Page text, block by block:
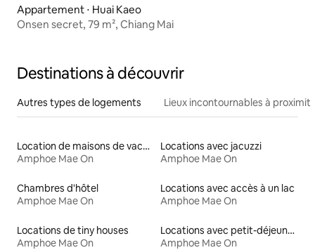
Appartement ⋅ Huai Kaeo
Onsen secret, 79 m², Chiang Mai
Destinations à découvrir
Autres types de logements Lieux incontournables à
Location de maisons de vacances
Amphoe Mae On
Locations avec jacuzzi
Amphoe Mae On
Chambres d'hôtel
Amphoe Mae On
Locations avec accès à un lac
Amphoe Mae On
Locations de tiny houses
Amphoe Mae On
Locations avec petit-déjeuner
Amphoe Mae On